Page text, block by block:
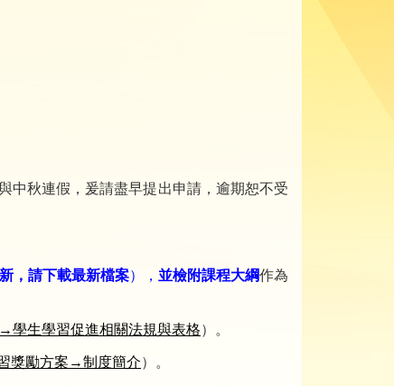
中秋連假，爰請盡早提出申請，逾期恕不受
，請下載最新檔案）， 並檢附課程大綱作為
生學習促進相關法規與表格）。
獎勵方案→制度簡介）。